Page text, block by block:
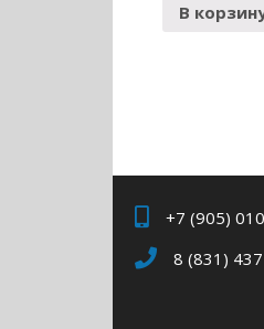
В
+7 (905)
8 (831)